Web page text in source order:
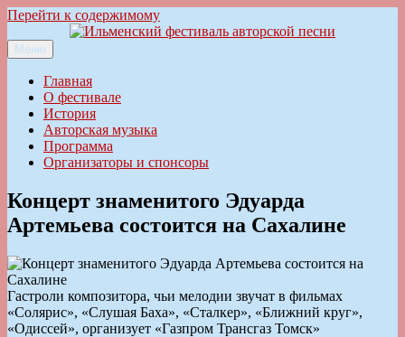
Перейти к содержимому
Ильменский фестиваль авторской песни
Меню
Главная
О фестивале
История
Авторская музыка
Программа
Организаторы и спонсоры
Концерт знаменитого Эдуарда
Артемьева состоится на Сахалине
Гастроли композитора, чьи мелодии звучат в фильмах
«Солярис», «Слушая Баха», «Сталкер», «Ближний круг»,
«Одиссей», организует «Газпром Трансгаз Томск»